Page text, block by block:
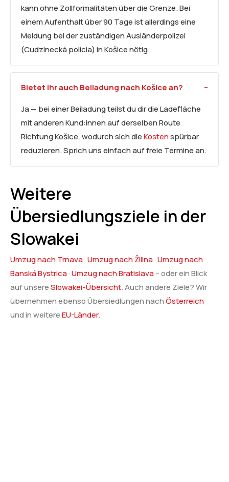
kann ohne Zollformalitäten über die Grenze. Bei
einem Aufenthalt über 90 Tage ist allerdings eine
Meldung bei der zuständigen Ausländerpolizei
(Cudzinecká polícia) in Košice nötig.
Bietet ihr auch Beiladung nach Košice an?
Ja — bei einer Beiladung teilst du dir die Ladefläche
mit anderen Kund:innen auf derselben Route
Richtung Košice, wodurch sich dieKostenspürbar
reduzieren. Sprich uns einfach auf freie Termine an.
Weitere
Übersiedlungsziele in der
Slowakei
Umzug nach Trnava·Umzug nach Žilina·Umzug nach
Banská Bystrica·Umzug nach Bratislava– oder ein Blick
auf unsereSlowakei-Übersicht. Auch andere Ziele? Wir
übernehmen ebenso Übersiedlungen nachÖsterreich
und in weitereEU-Länder.